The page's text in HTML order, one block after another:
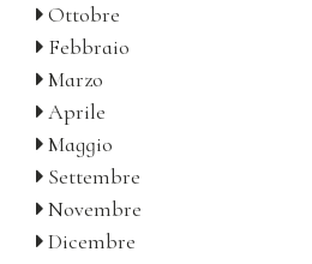
Ottobre
Febbraio
Marzo
Aprile
Maggio
Settembre
Novembre
Dicembre